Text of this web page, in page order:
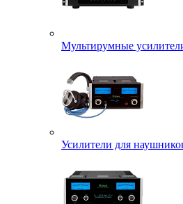
Мультирумные
Усилители для